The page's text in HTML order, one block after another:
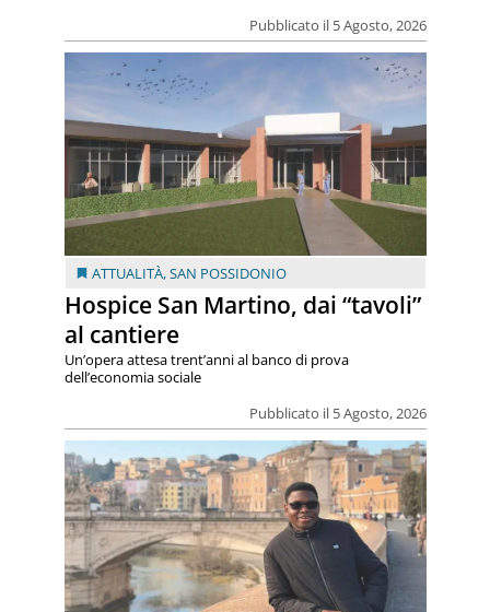
Pubblicato il 5 Agosto, 2026
ATTUALITÀ,SAN POSSIDONIO
Hospice San Martino, dai “tavoli”
al cantiere
Pubblicato il 5 Agosto, 2026
Un’opera attesa trent’anni al banco di prova
dell’economia sociale